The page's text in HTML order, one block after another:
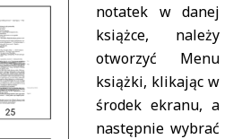
notatek w danej
książce, należy
otworzyć Menu
książki, klikając w
środek ekranu, a
następnie wybrać